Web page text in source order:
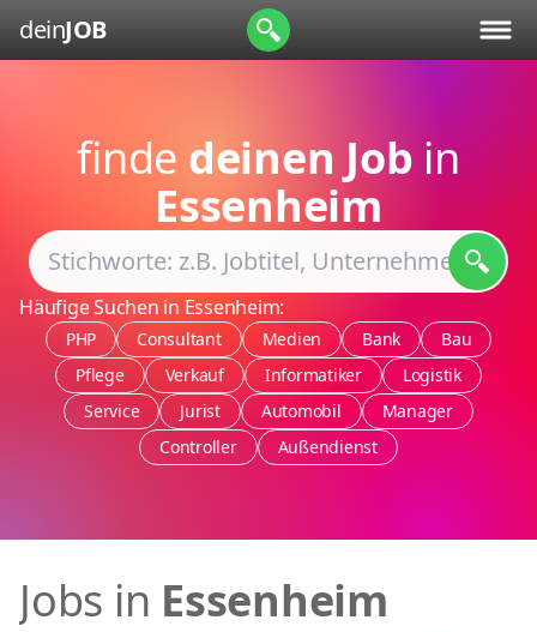
deinJOB
finde deinen Job in
Essenheim
Häufige Suchen in Essenheim:
PHP Consultant Medien Bank
Bau
Pflege
Verkauf Informatiker
Logistik
Service
Jurist Automobil
Manager
Controller
Außendienst
Jobs in Essenheim